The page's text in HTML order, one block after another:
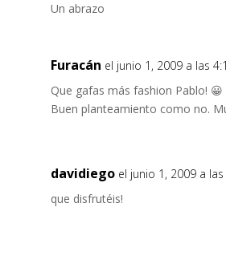
Un abrazo
Furacán el junio 1, 2009 a las
Que gafas más fashion Pablo! 😀
Buen planteamiento como no.
davidiego el junio 1, 2009 a
que disfrutéis!